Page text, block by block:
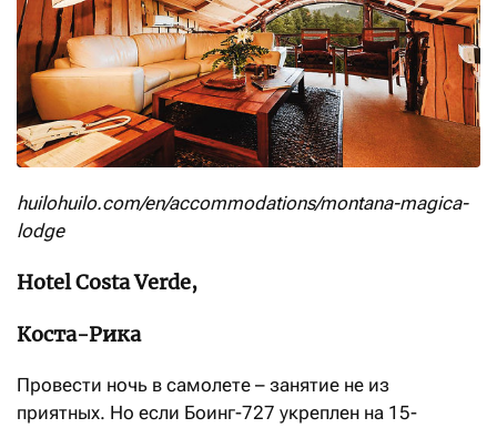
huilohuilo.com/en/accommodations/montana-magica-
lodge
Hotel Costa Verde,
Коста-Рика
Провести ночь в самолете – занятие не из
приятных. Но если Боинг-727 укреплен на 15-